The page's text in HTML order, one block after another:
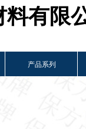
产品系列
料有限